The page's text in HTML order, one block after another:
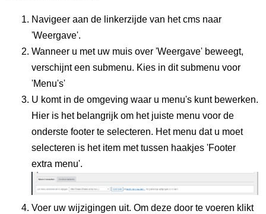
Navigeer aan de linkerzijde van het cms naar
'Weergave'.
Wanneer u met uw muis over 'Weergave' beweegt,
verschijnt een submenu. Kies in dit submenu voor
'Menu's'
U komt in de omgeving waar u menu's kunt bewerken.
Hier is het belangrijk om het juiste menu voor de
onderste footer te selecteren. Het menu dat u moet
selecteren is het item met tussen haakjes 'Footer
extra menu'.
Voer uw wijzigingen uit. Om deze door te voeren klikt